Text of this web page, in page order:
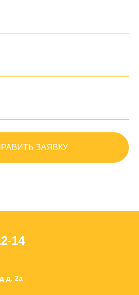
ЗАЯВКУ
14
д. 2а